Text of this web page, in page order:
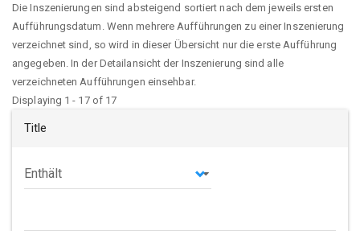
Die Inszenierungen sind absteigend sortiert nach dem jeweils ersten
Aufführungsdatum. Wenn mehrere Aufführungen zu einer Inszenierung
verzeichnet sind, so wird in dieser Übersicht nur die erste Aufführung
angegeben. In der Detailansicht der Inszenierung sind alle
verzeichneten Aufführungen einsehbar.
Displaying 1 - 17 of 17
Title
Operator